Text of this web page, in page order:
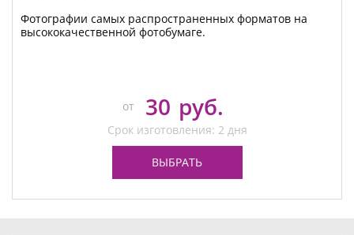
Фотографии самых распространенных форматов на
высококачественной фотобумаге.
от 30 руб.
Срок изготовления: 2 дня
ВЫБРАТЬ